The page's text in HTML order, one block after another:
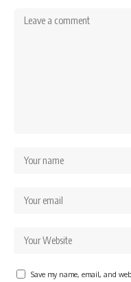
Save my name, email, and